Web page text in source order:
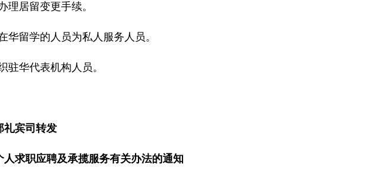
居留变更手续。
留学的人员为私人服务人员。
华代表机构人员。
礼宾司转发
求职应聘及承揽服务有关办法的通知